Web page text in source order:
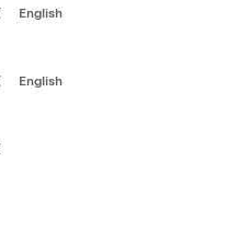
English
English
nuestra sede
lo largo del río Colorado y más de
industrial, la Gigafactory
del Model Y en EE. UU., y el
estudiaste o en qué sector